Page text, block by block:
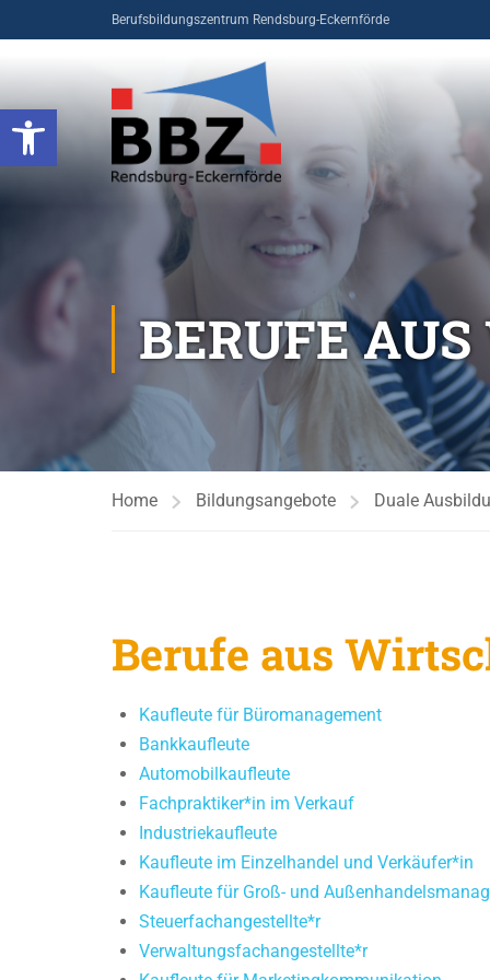
Open toolbar
Berufsbildungszentrum Rendsburg-Eckernförde
BERUFE
Home Bildungsangebote Duale
Berufe aus
Kaufleute für Büromanagement
Bankkaufleute
Automobilkaufleute
Fachpraktiker*in im Verkauf
Industriekaufleute
Kaufleute im Einzelhandel und Verkäufer*in
Kaufleute für Groß- und
Steuerfachangestellte*r
Verwaltungsfachangestellte*r